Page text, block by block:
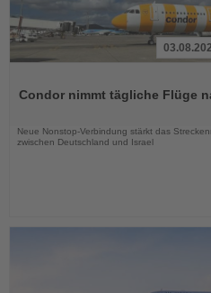
die
Condor nimmt tägliche Flüge
Neue Nonstop-Verbindung stärkt das
zwischen Deutschland und Israel